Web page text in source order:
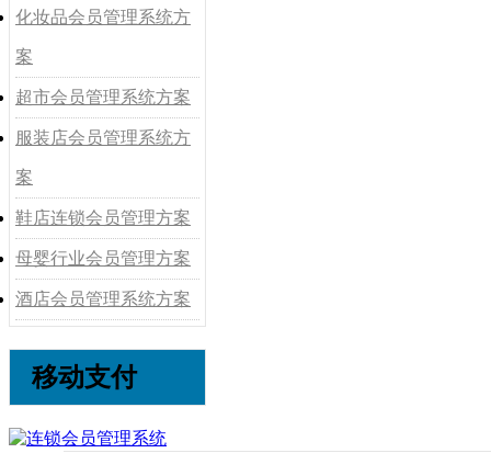
化妆品会员管理系统方
案
超市会员管理系统方案
服装店会员管理系统方
案
鞋店连锁会员管理方案
母婴行业会员管理方案
酒店会员管理系统方案
移动支付